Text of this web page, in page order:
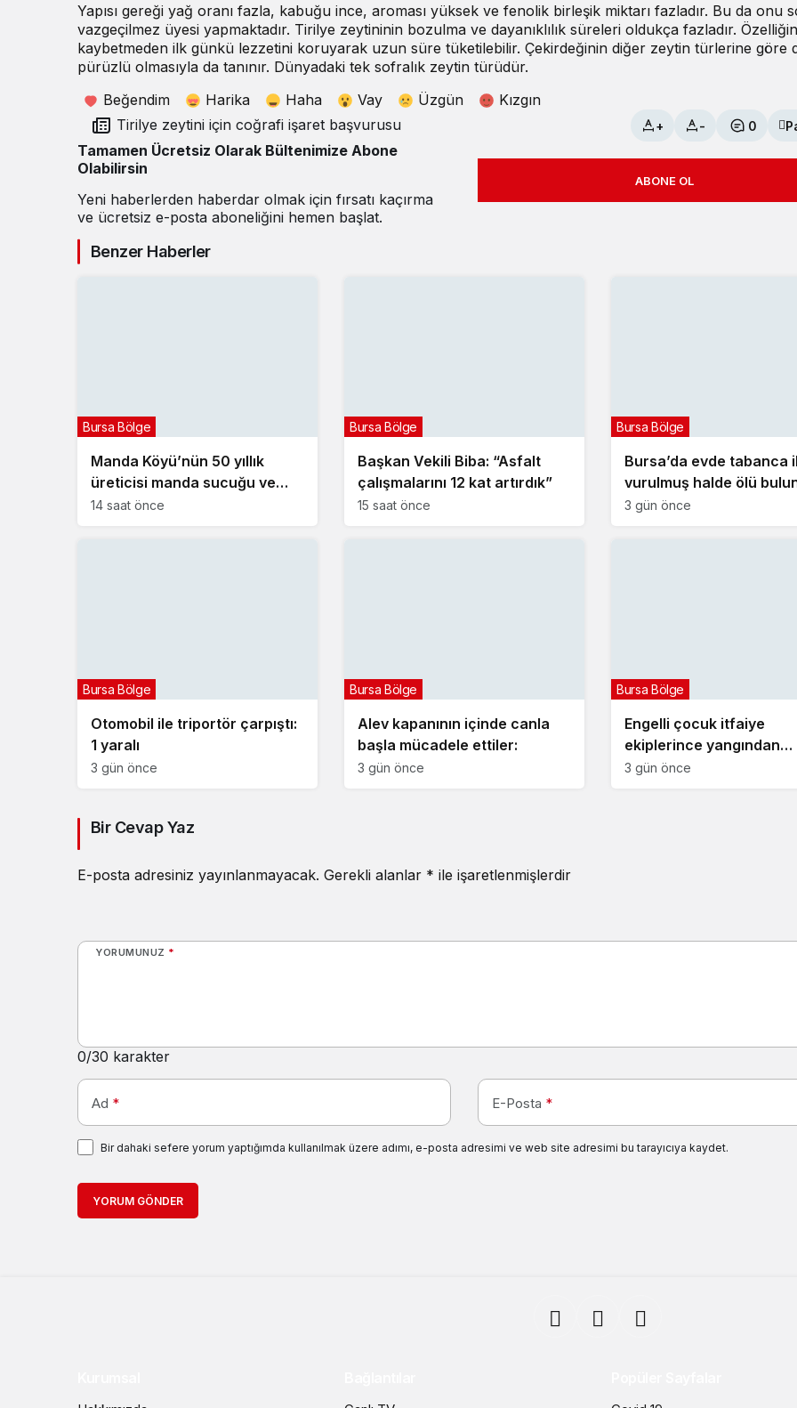
Yapısı gereği yağ oranı fazla, kabuğu ince, aroması yüksek ve fenolik birleşik miktarı fazladır. Bu da onu
vazgeçilmez üyesi yapmaktadır. Tirilye zeytininin bozulma ve dayanıklılık süreleri oldukça fazladır.
kaybetmeden ilk günkü lezzetini koruyarak uzun süre tüketilebilir. Çekirdeğinin diğer zeytin türlerine göre
pürüzlü olmasıyla da tanınır. Dünyadaki tek sofralık zeytin türüdür.
Beğendim
Harika Haha Vay Üzgün
Kızgın
Tirilye zeytini için coğrafi işaret başvurusu
+ - 0
Tamamen Ücretsiz Olarak Bültenimize Abone
Olabilirsin
Yeni haberlerden haberdar olmak için fırsatı kaçırma
ve ücretsiz e-posta aboneliğini hemen başlat.
ABONE OL
Benzer Haberler
Manda Köyü’nün 50 yıllık
üreticisi manda sucuğu ve
yoğurduyla fark oluşturdu
Bursa Bölge
14 saat önce
Başkan Vekili Biba: “Asfalt
çalışmalarını 12 kat artırdık”
Bursa Bölge
15 saat önce
Bursa’da evde tabanca
vurulmuş halde ölü
Bursa Bölge
3 gün önce
Otomobil ile triportör çarpıştı:
1 yaralı
Bursa Bölge
3 gün önce
Alev kapanının içinde canla
başla mücadele ettiler:
Bursa Bölge
3 gün önce
Engelli çocuk itfaiye
ekiplerince yangından
kurtarıldı
Bursa Bölge
3 gün önce
Bir Cevap Yaz
E-posta adresiniz yayınlanmayacak. Gerekli alanlar * ile işaretlenmişlerdir
YORUMUNUZ *
0/30 karakter
Ad * E-Posta *
Bir dahaki sefere yorum yaptığımda kullanılmak üzere adımı, e-posta adresimi ve web site adresimi bu tarayıcıya kaydet.
YORUM GÖNDER